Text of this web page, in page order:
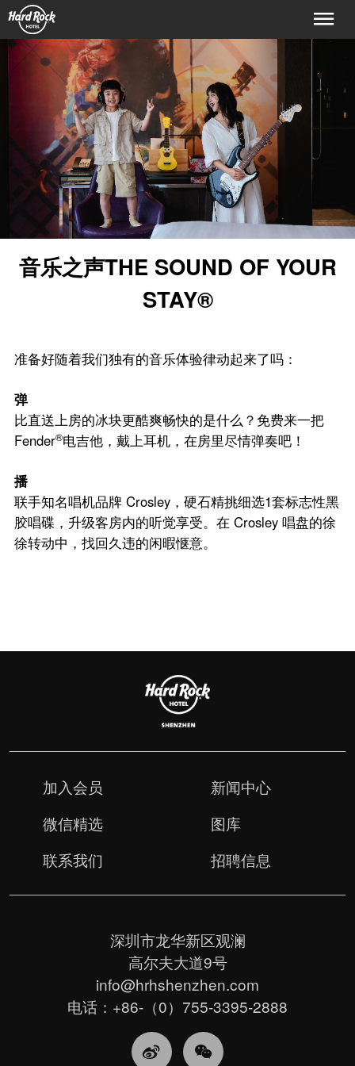
首页
客房及套房
特别优惠
星级设施
硬石 Roxity™儿童俱乐部
摇滚尊尚楼层®
摇滚商店®
Body Rock®健身中心
规划你的活动
音乐之声THE SOUND OF YOUR
STAY®
准备好随着我们独有的音乐体验律动起来了吗：
弹
比直送上房的冰块更酷爽畅快的是什么？免费来一把
Fender®电吉他，戴上耳机，在房里尽情弹奏吧！
播
联手知名唱机品牌 Crosley，硬石精挑细选1套标志性黑
胶唱碟，升级客房内的听觉享受。在 Crosley 唱盘的徐
徐转动中，找回久违的闲暇惬意。
加入会员
新闻中心
微信精选
图库
联系我们
招聘信息
深圳市龙华新区观澜
高尔夫大道9号
info@hrhshenzhen.com
电话：+86-（0）755-3395-2888